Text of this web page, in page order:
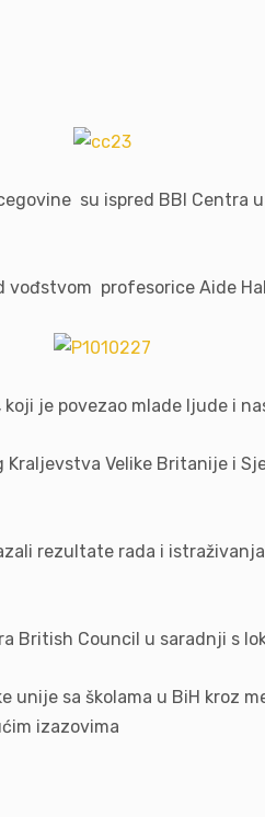
su ispred BBI Centra
vođstvom profesorice Aide
koji je povezao mlade ljude i
Kraljevstva Velike Britanije i
rezultate rada i
British Council u saradnji s
unije sa školama u BiH
izazovima